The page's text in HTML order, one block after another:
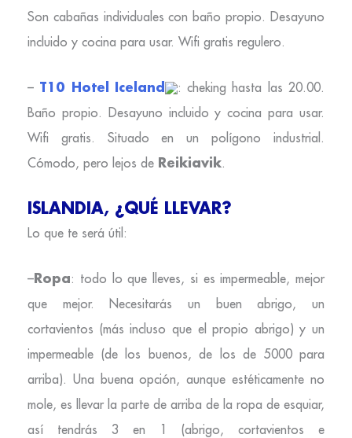
Son cabañas individuales con baño propio. Desayuno
incluido y cocina para usar. Wifi gratis regulero.
– T10 Hotel Iceland
: cheking hasta las 20.00.
Baño propio. Desayuno incluido y cocina para usar.
Wifi gratis. Situado en un polígono industrial.
Cómodo, pero lejos de Reikiavik.
ISLANDIA, ¿QUÉ LLEVAR?
Lo que te será útil:
–Ropa: todo lo que lleves, si es impermeable, mejor
que mejor. Necesitarás un buen abrigo, un
cortavientos (más incluso que el propio abrigo) y un
impermeable (de los buenos, de los de 5000 para
arriba). Una buena opción, aunque estéticamente no
mole, es llevar la parte de arriba de la ropa de esquiar,
así tendrás 3 en 1 (abrigo, cortavientos e